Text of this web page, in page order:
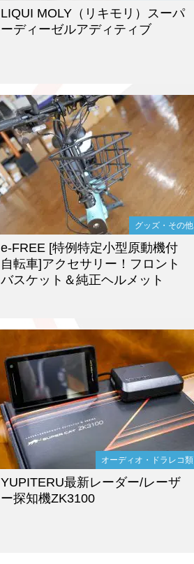
LIQUI MOLY（リキモリ）スーパ
ーディーゼルアディティブ
グッズ・その他
e-FREE [特例特定小型原動機付
自転車]アクセサリー！フロント
バスケット＆純正ヘルメット
オーディオ・ドラレコ類
YUPITERU最新レーダー/レーザ
ー探知機ZK3100